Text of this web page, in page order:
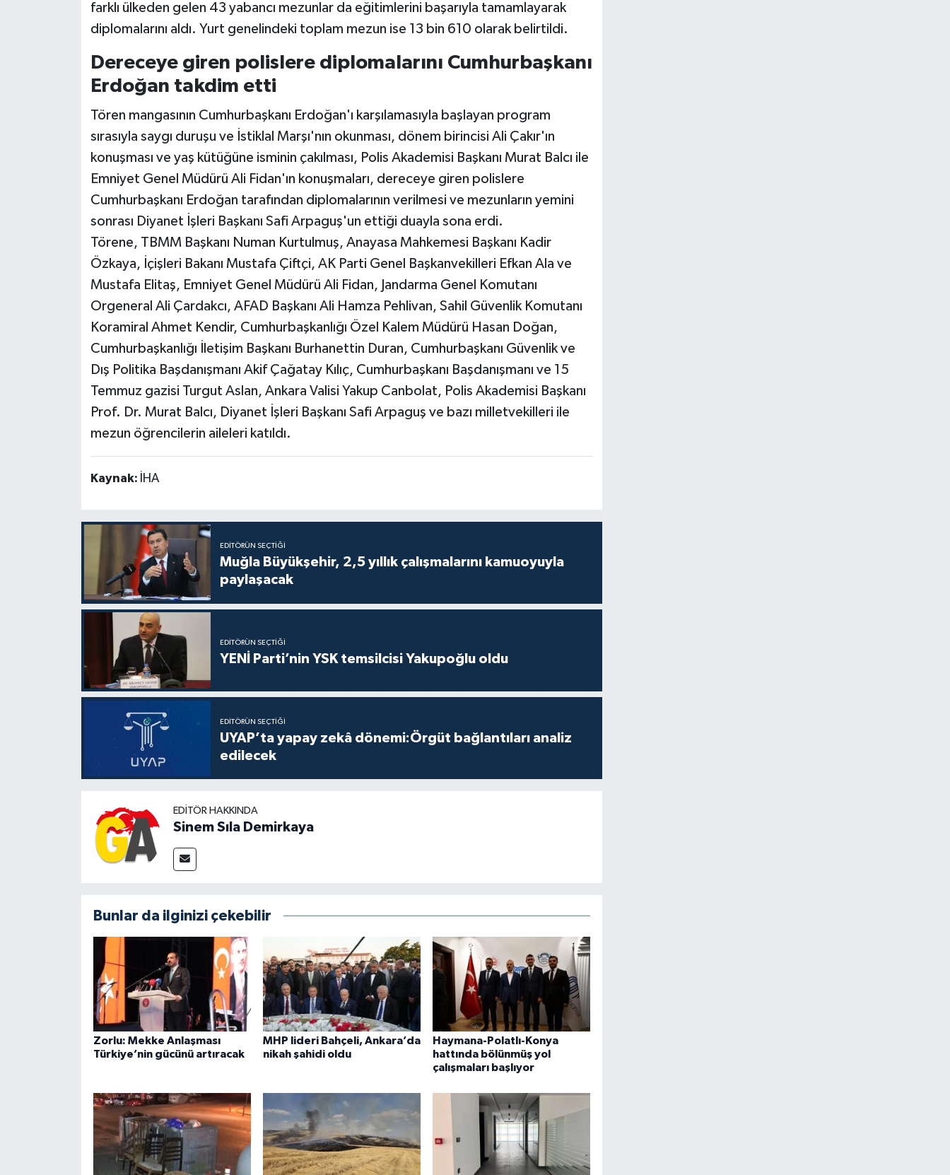
farklı ülkeden gelen 43 yabancı mezunlar da eğitimlerini başarıyla tamamlayarak
diplomalarını aldı. Yurt genelindeki toplam mezun ise 13 bin 610 olarak belirtildi.
Dereceye giren polislere diplomalarını Cumhurbaşkanı
Erdoğan takdim etti
Tören mangasının Cumhurbaşkanı Erdoğan'ı karşılamasıyla başlayan program
sırasıyla saygı duruşu ve İstiklal Marşı'nın okunması, dönem birincisi Ali Çakır'ın
konuşması ve yaş kütüğüne isminin çakılması, Polis Akademisi Başkanı Murat Balcı ile
Emniyet Genel Müdürü Ali Fidan'ın konuşmaları, dereceye giren polislere
Cumhurbaşkanı Erdoğan tarafından diplomalarının verilmesi ve mezunların yemini
sonrası Diyanet İşleri Başkanı Safi Arpaguş'un ettiği duayla sona erdi.
Törene, TBMM Başkanı Numan Kurtulmuş, Anayasa Mahkemesi Başkanı Kadir
Özkaya, İçişleri Bakanı Mustafa Çiftçi, AK Parti Genel Başkanvekilleri Efkan Ala ve
Mustafa Elitaş, Emniyet Genel Müdürü Ali Fidan, Jandarma Genel Komutanı
Orgeneral Ali Çardakcı, AFAD Başkanı Ali Hamza Pehlivan, Sahil Güvenlik Komutanı
Koramiral Ahmet Kendir, Cumhurbaşkanlığı Özel Kalem Müdürü Hasan Doğan,
Cumhurbaşkanlığı İletişim Başkanı Burhanettin Duran, Cumhurbaşkanı Güvenlik ve
Dış Politika Başdanışmanı Akif Çağatay Kılıç, Cumhurbaşkanı Başdanışmanı ve 15
Temmuz gazisi Turgut Aslan, Ankara Valisi Yakup Canbolat, Polis Akademisi Başkanı
Prof. Dr. Murat Balcı, Diyanet İşleri Başkanı Safi Arpaguş ve bazı milletvekilleri ile
mezun öğrencilerin aileleri katıldı.
Kaynak: İHA
EDITÖRÜN SEÇTIĞI
Muğla Büyükşehir, 2,5 yıllık çalışmalarını kamuoyuyla
paylaşacak
EDITÖRÜN SEÇTIĞI
YENİ Parti’nin YSK temsilcisi Yakupoğlu oldu
EDITÖRÜN SEÇTIĞI
UYAP’ta yapay zekâ dönemi:Örgüt bağlantıları analiz
edilecek
EDITÖR HAKKINDA
Sinem Sıla Demirkaya
Bunlar da ilginizi çekebilir
Zorlu: Mekke Anlaşması
Türkiye’nin gücünü artıracak
MHP lideri Bahçeli, Ankara’da
nikah şahidi oldu
Haymana-Polatlı-Konya
hattında bölünmüş yol
çalışmaları başlıyor